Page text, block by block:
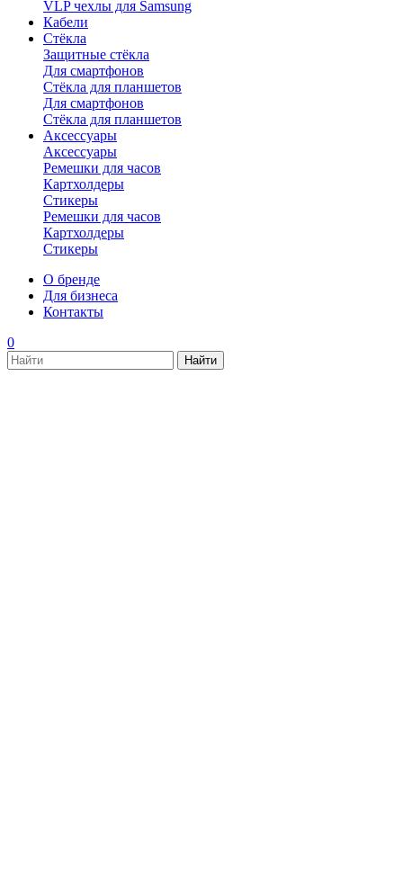
VLP чехлы для Samsung
Кабели
Стёкла
Защитные стёкла
Для смартфонов
Стёкла для планшетов
Для смартфонов
Стёкла для планшетов
Аксессуары
Аксессуары
Ремешки для часов
Картхолдеры
Стикеры
Ремешки для часов
Картхолдеры
Стикеры
О бренде
Для бизнеса
Контакты
0